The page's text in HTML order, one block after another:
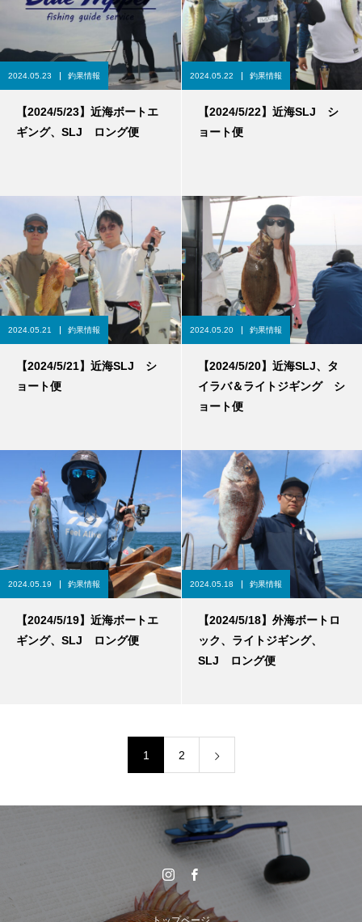
2024.05.23 釣果情報
【2024/5/23】近海ボートエ
ギング、SLJ ロング便
2024.05.22 釣果情報
【2024/5/22】近海SLJ シ
ョート便
2024.05.21 釣果情報
【2024/5/21】近海SLJ シ
ョート便
2024.05.20 釣果情報
【2024/5/20】近海SLJ、タ
イラバ＆ライトジギング シ
ョート便
2024.05.19 釣果情報
【2024/5/19】近海ボートエ
ギング、SLJ ロング便
2024.05.18 釣果情報
【2024/5/18】外海ボートロ
ック、ライトジギング、
SLJ ロング便
1 2